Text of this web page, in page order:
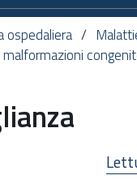
ospedaliera